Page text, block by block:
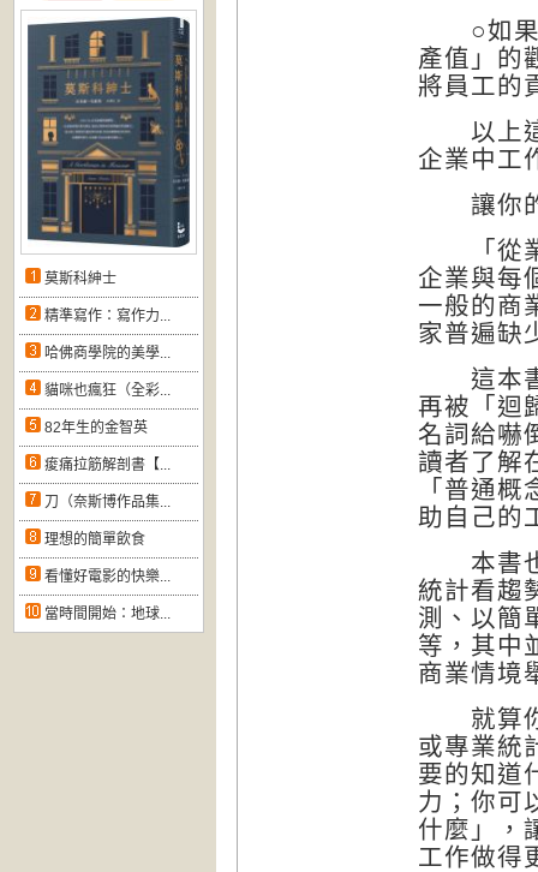
莫斯科紳士
精準寫作：寫作力...
哈佛商學院的美學...
貓咪也瘋狂（全彩...
82年生的金智英
痠痛拉筋解剖書【...
刀（奈斯博作品集...
理想的簡單飲食
看懂好電影的快樂...
當時間開始：地球...
○如果
產值」的
將員工的
以上這
企業中工
讓你的
「從業
企業與每
一般的商
家普遍缺
這本書
再被「迴
名詞給嚇
讀者了解
「普通
助自己的
本書也
統計看趨
測、以簡
等，其中
商業情境
就算你
或專業統
要的知道
力；你可
什麼」，
工作做得